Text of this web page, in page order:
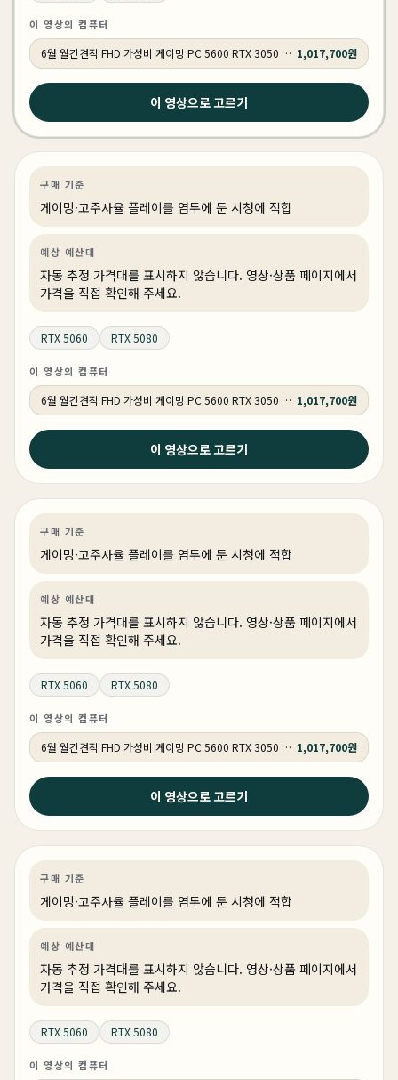
이 영상의 컴퓨터
6월 월간견적 FHD 가성비 게이밍 PC 5600 RTX 3050 GY509 1,017,700원
이 영상으로 고르기
2026년 6월 22일
2026 상반기 게이밍 컴퓨터의 기준 디자인부터 성능까지
완벽!
구매 기준
게이밍·고주사율 플레이를 염두에 둔 시청에 적합
예상 예산대
자동 추정 가격대를 표시하지 않습니다. 영상·상품 페이지에서
가격을 직접 확인해 주세요.
RTX 5060 RTX 5080
이 영상의 컴퓨터
6월 월간견적 FHD 가성비 게이밍 PC 5600 RTX 3050 GY509 1,017,700원
이 영상으로 고르기
2026년 6월 21일
왜 비싼거 사요? 이거면 충분합니다. 롤, 발로란트, 배그
다 잘 됩니다.
구매 기준
게이밍·고주사율 플레이를 염두에 둔 시청에 적합
예상 예산대
자동 추정 가격대를 표시하지 않습니다. 영상·상품 페이지에서
가격을 직접 확인해 주세요.
RTX 5060 RTX 5080
이 영상의 컴퓨터
6월 월간견적 FHD 가성비 게이밍 PC 5600 RTX 3050 GY509 1,017,700원
이 영상으로 고르기
2026년 6월 6일
6월 조립 컴퓨터 추천 견적 | 최악의 상반기 결산 | 성능검
증 100% 완료 !
구매 기준
게이밍·고주사율 플레이를 염두에 둔 시청에 적합
예상 예산대
자동 추정 가격대를 표시하지 않습니다. 영상·상품 페이지에서
가격을 직접 확인해 주세요.
RTX 5060 RTX 5080
이 영상의 컴퓨터